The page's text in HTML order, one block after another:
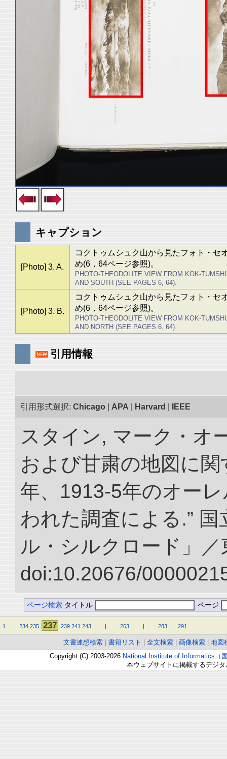
キャプション
[Photo] 3. A.
コクトゥムシュク山から見たフォト・セ
め(6，64ページ参照)。
PHOTO-THEODOLITE VIEW FROM KOK-
AND SOUTH (SEE PAGES 6, 64).
[Photo] 3. B.
コクトゥムシュク山から見たフォト・セ
め(6，64ページ参照)。
PHOTO-THEODOLITE VIEW FROM KOK-
AND NORTH (SEE PAGES 6, 64).
引用情報
引用形式選択: Chicago APA Harvard IEEE
スタイン, マーク・オ
および甘粛の地図に
年、1913-5年のオー
われた調査による.”
ル・シルクロード」／
doi:10.20676/
ページ検索 タイトル ページ
1 234 235 237 239 241 243 | 263 | 283 291
文書連想検索 書籍リスト 全文検索 画像検索
地図
Copyright (C) 2003-2026 National Institute of Informatics（
本ウェブサイトに掲載するデジ